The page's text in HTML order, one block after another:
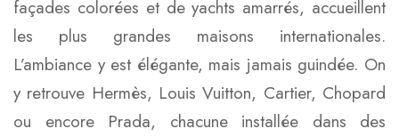
façades colorées et de yachts amarrés, accueillent
les plus grandes maisons internationales.
L’ambiance y est élégante, mais jamais guindée. On
y retrouve Hermès, Louis Vuitton, Cartier, Chopard
ou encore Prada, chacune installée dans des